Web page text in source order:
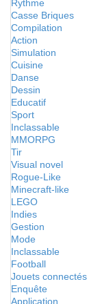
Rythme
Casse Briques
Compilation
Action
Simulation
Cuisine
Danse
Dessin
Educatif
Sport
Inclassable
MMORPG
Tir
Visual novel
Rogue-Like
Minecraft-like
LEGO
Indies
Gestion
Mode
Inclassable
Football
Jouets connectés
Enquête
Application